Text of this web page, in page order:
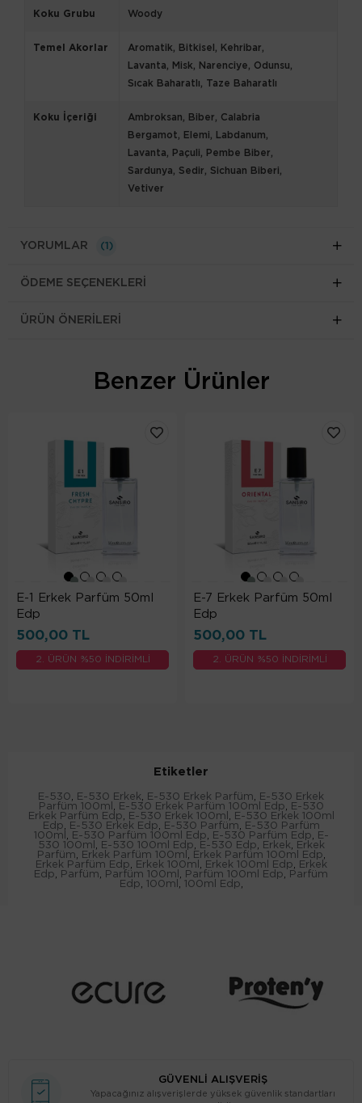
Koku Grubu Woody
Temel Akorlar Aromatik Bitkisel
Kehribar
Lavanta
Misk Narenciye
Odunsu
Sıcak Baharatlı
Taze Baharatlı
Koku İçeriği Ambroksan Biber
Calabria
Bergamot
Elemi
Labdanum
Lavanta
Paçuli
Pembe Biber
Sardunya
Sedir
Sichuan Biberi
Vetiver
YORUMLAR (1)
ÖDEME SEÇENEKLERI
ÜRÜN ÖNERILERI
Benzer Ürünler
E-1 Erkek Parfüm 50ml
Edp
500,00 TL
2. ÜRÜN %50 İNDİRİMLİ
E-7 Erkek Parfüm 50ml
Edp
500,00 TL
2. ÜRÜN %50 İNDİRİMLİ
Etiketler
E-530 E-530 Erkek E-530 Erkek Parfüm
E-530 Erkek
Parfüm 100ml
E-530 Erkek Parfüm 100ml Edp
E-530
Erkek Parfüm Edp
E-530 Erkek 100ml
E-530 Erkek 100ml
Edp
E-530 Erkek Edp E-530 Parfüm
E-530 Parfüm
100ml
E-530 Parfüm 100ml Edp E-530 Parfüm Edp
E-
530 100ml
E-530 100ml Edp E-530 Edp Erkek
Erkek
Parfüm
Erkek Parfüm 100ml Erkek Parfüm 100ml Edp
Erkek Parfüm Edp
Erkek 100ml Erkek 100ml Edp
Erkek
Edp
Parfüm Parfüm 100ml Parfüm 100ml Edp
Parfüm
Edp
100ml 100ml Edp
GÜVENLİ ALIŞVERİŞ
Yapacağınız alışverişlerde yüksek güvenlik standartları